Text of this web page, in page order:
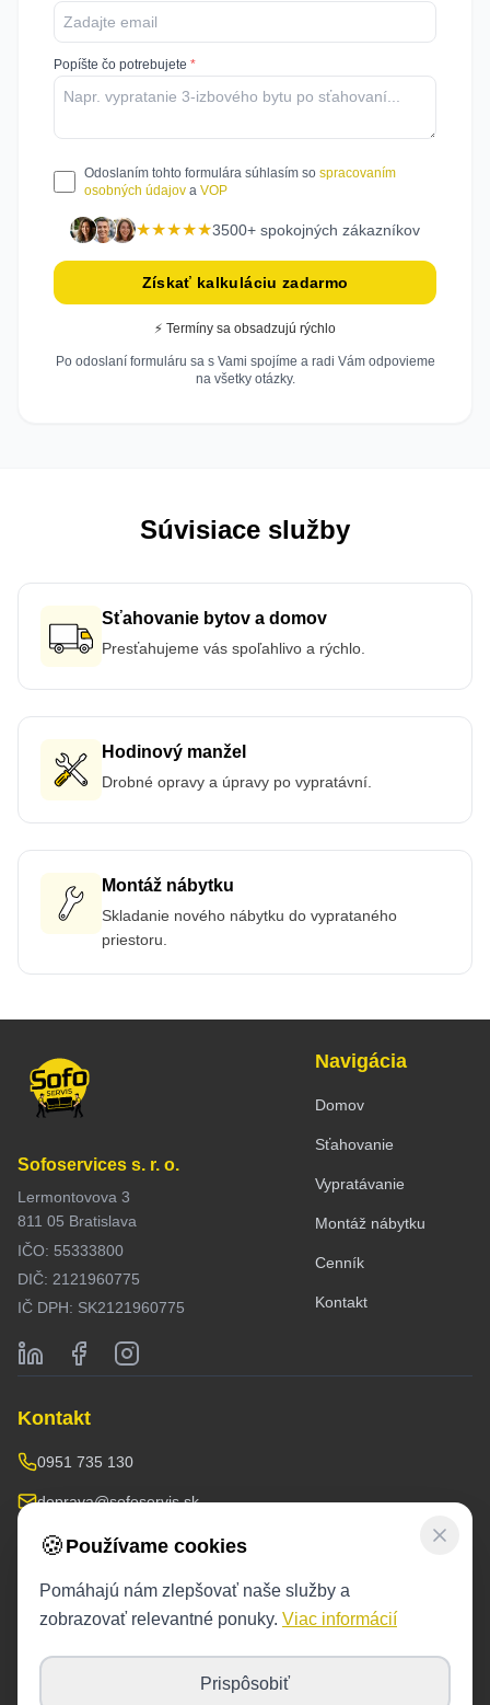
Popíšte čo potrebujete *
Odoslaním tohto formulára súhlasím so spracovaním
osobných údajov a VOP
★★★★★3500+ spokojných zákazníkov
Získať kalkuláciu zadarmo
⚡ Termíny sa obsadzujú rýchlo
Po odoslaní formuláru sa s Vami spojíme a radi Vám odpovieme
na všetky otázky.
Súvisiace služby
Sťahovanie bytov a domov
Presťahujeme vás spoľahlivo a rýchlo.
Hodinový manžel
Drobné opravy a úpravy po vypratávní.
Montáž nábytku
Skladanie nového nábytku do vyprataného
priestoru.
Sofoservices s. r. o.
Lermontovova 3
811 05 Bratislava
IČO: 55333800
DIČ: 2121960775
IČ DPH: SK2121960775
Kontakt
0951 735 130
doprava@sofoservis.sk
Sklad / prevádzka:
Otváracie hodiny:
Navigácia
Domov
Sťahovanie
Vypratávanie
Montáž nábytku
Cenník
Kontakt
🍪 Používame cookies
Pomáhajú nám zlepšovať naše služby a
zobrazovať relevantné ponuky. Viac informácií
Prispôsobiť